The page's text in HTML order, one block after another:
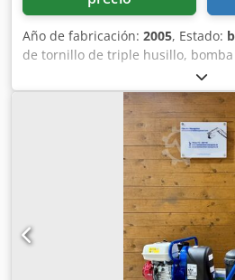
Año de fabricación: 2005, Estado:
de tornillo de triple husillo,
alta presión, bomba de
tornillo - Fabricante: Allweiler,
SPF40R54U8.3-W20 con paquete
3,4 l/min - Presión: 3 bar - Motor:
Paquete de mangueras: longitud
Crsdpfxepid D Ie Ab Ajf -
mm - Peso: 160 kg